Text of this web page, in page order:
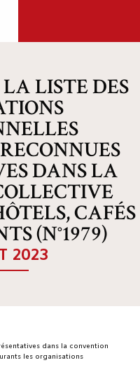
LISTE DES
DANS LA
CAFÉS
(N°1979)
2023
dans la convention
les organisations